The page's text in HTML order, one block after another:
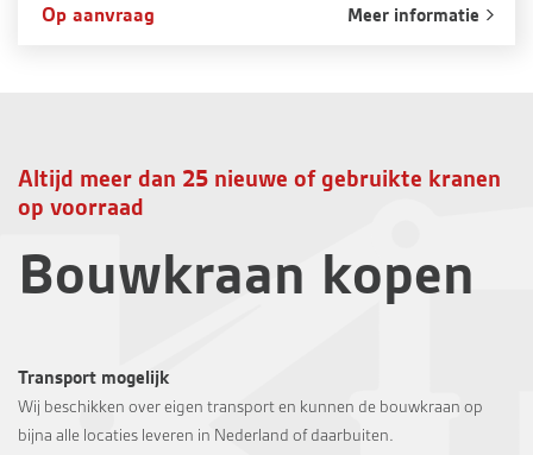
Op aanvraag Meer informatie
Altijd meer dan 25 nieuwe of gebruikte kranen
op voorraad
Bouwkraan kopen
Transport mogelijk
Wij beschikken over eigen transport en kunnen de bouwkraan op
bijna alle locaties leveren in Nederland of daarbuiten.